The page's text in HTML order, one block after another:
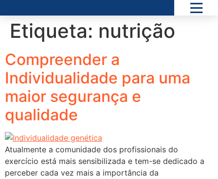
Etiqueta: nutrição
Compreender a
Individualidade para uma
maior segurança e
qualidade
Atualmente a comunidade dos profissionais do
exercício está mais sensibilizada e tem-se dedicado a
perceber cada vez mais a importância da